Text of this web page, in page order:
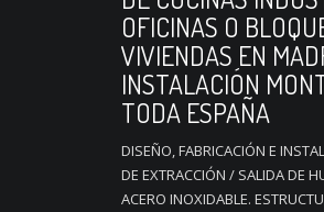
OFICINAS O
VIVIENDAS EN
INSTALACIÓN
TODA ESPAÑA
DISEÑO, FABRICACIÓN E
DE EXTRACCIÓN / SALIDA DE
ACERO INOXIDABLE.